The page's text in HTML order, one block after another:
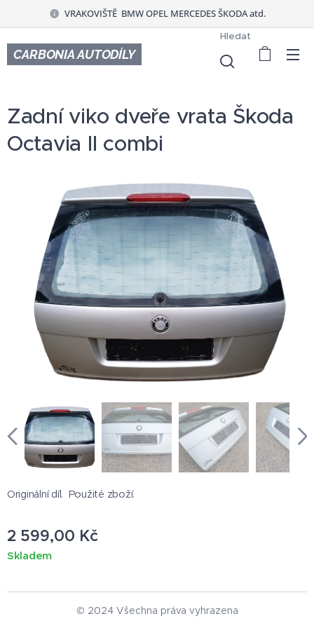
VRAKOVIŠTĚ BMW OPEL MERCEDES ŠKODA atd.
CARBONIA AUTODÍLY
Hledat
Zadní viko dveře vrata Škoda
Octavia II combi
Originální díl. Použité zboží.
2 599,00 Kč
Skladem
© 2024 Všechna práva vyhrazena